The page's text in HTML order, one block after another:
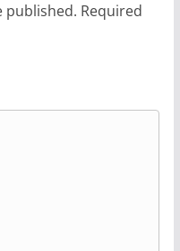
published. Required